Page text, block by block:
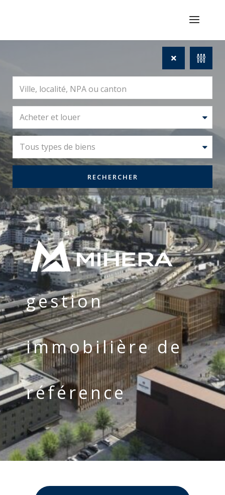
Acheter et louer
Tous types de biens
gestion
immobilière de
référence